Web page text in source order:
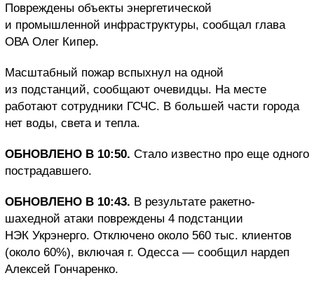
Повреждены объекты энергетической
и промышленной инфраструктуры, сообщал глава
ОВА Олег Кипер.
Масштабный пожар вспыхнул на одной
из подстанций, сообщают очевидцы. На месте
работают сотрудники ГСЧС. В большей части города
нет воды, света и тепла.
ОБНОВЛЕНО В 10:50. Стало известно про еще одного
пострадавшего.
ОБНОВЛЕНО В 10:43. В результате ракетно-
шахедной атаки повреждены 4 подстанции
НЭК Укрэнерго. Отключено около 560 тыс. клиентов
(около 60%), включая г. Одесса — сообщил нардеп
Алексей Гончаренко.